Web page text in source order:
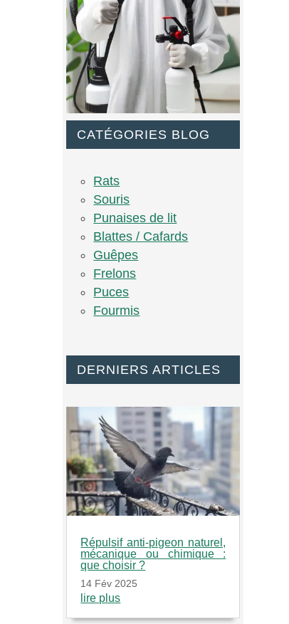
CATÉGORIES BLOG
Rats
Souris
Punaises de lit
Blattes / Cafards
Guêpes
Frelons
Puces
Fourmis
DERNIERS ARTICLES
Répulsif anti-pigeon naturel,
mécanique ou chimique :
que choisir ?
14 Fév 2025
lire plus